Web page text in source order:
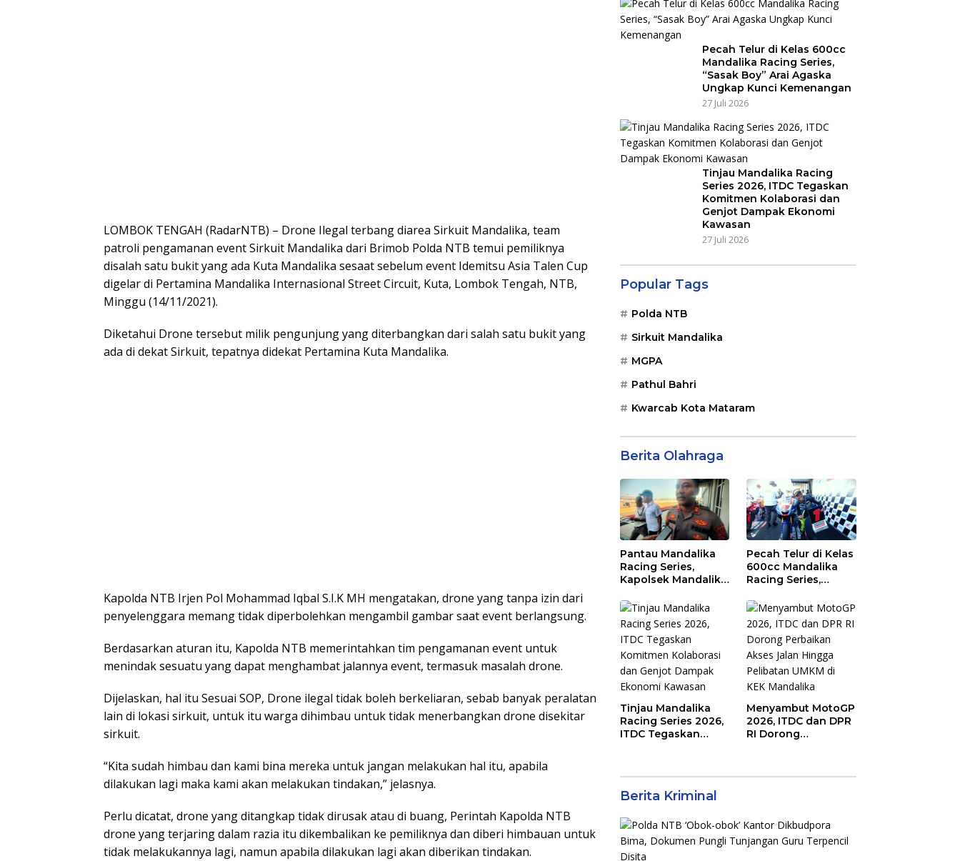
LOMBOK TENGAH (RadarNTB) – Drone Ilegal terbang diarea Sirkuit Mandalika, team
patroli pengamanan event Sirkuit Mandalika dari Brimob Polda NTB temui pemiliknya
disalah satu bukit yang ada Kuta Mandalika sesaat sebelum event Idemitsu Asia Talen Cup
digelar di Pertamina Mandalika Internasional Street Circuit, Kuta, Lombok Tengah, NTB,
Minggu (14/11/2021).
Diketahui Drone tersebut milik pengunjung yang diterbangkan dari salah satu bukit yang
ada di dekat Sirkuit, tepatnya didekat Pertamina Kuta Mandalika.
Kapolda NTB Irjen Pol Mohammad Iqbal S.I.K MH mengatakan, drone yang tanpa izin dari
penyelenggara memang tidak diperbolehkan mengambil gambar saat event berlangsung.
Berdasarkan aturan itu, Kapolda NTB memerintahkan tim pengamanan event untuk
menindak sesuatu yang dapat menghambat jalannya event, termasuk masalah drone.
Dijelaskan, hal itu Sesuai SOP, Drone ilegal tidak boleh berkeliaran, sebab banyak peralatan
lain di lokasi sirkuit, untuk itu warga dihimbau untuk tidak menerbangkan drone disekitar
sirkuit.
“Kita sudah himbau dan kami bina mereka untuk jangan melakukan hal itu, apabila
dilakukan lagi maka kami akan melakukan tindakan,” jelasnya.
Perlu dicatat, drone yang ditangkap tidak dirusak atau di buang, Perintah Kapolda NTB
drone yang terjaring dalam razia itu dikembalikan ke pemiliknya dan diberi himbauan untuk
tidak melakukannya lagi, namun apabila dilakukan lagi akan diberikan tindakan.
Pecah Telur di Kelas 600cc
Mandalika Racing Series,
“Sasak Boy” Arai Agaska
Ungkap Kunci Kemenangan
27 Juli 2026
Tinjau Mandalika Racing
Series 2026, ITDC Tegaskan
Komitmen Kolaborasi dan
Genjot Dampak Ekonomi
Kawasan
27 Juli 2026
Popular Tags
Polda NTB
Sirkuit Mandalika
MGPA
Pathul Bahri
Kwarcab Kota Mataram
Berita Olahraga
Pantau Mandalika
Racing Series,
Kapolsek Mandalika
Muda Salurkan Hobi
di Sirkuit, Bukan
Jalan Raya
Pecah Telur di Kelas
600cc Mandalika
Racing Series,
Agaska Ungkap
Kunci Kemenangan
Tinjau Mandalika
Racing Series 2026,
ITDC Tegaskan
Menyambut MotoGP
2026, ITDC dan DPR
RI Dorong
Berita Kriminal